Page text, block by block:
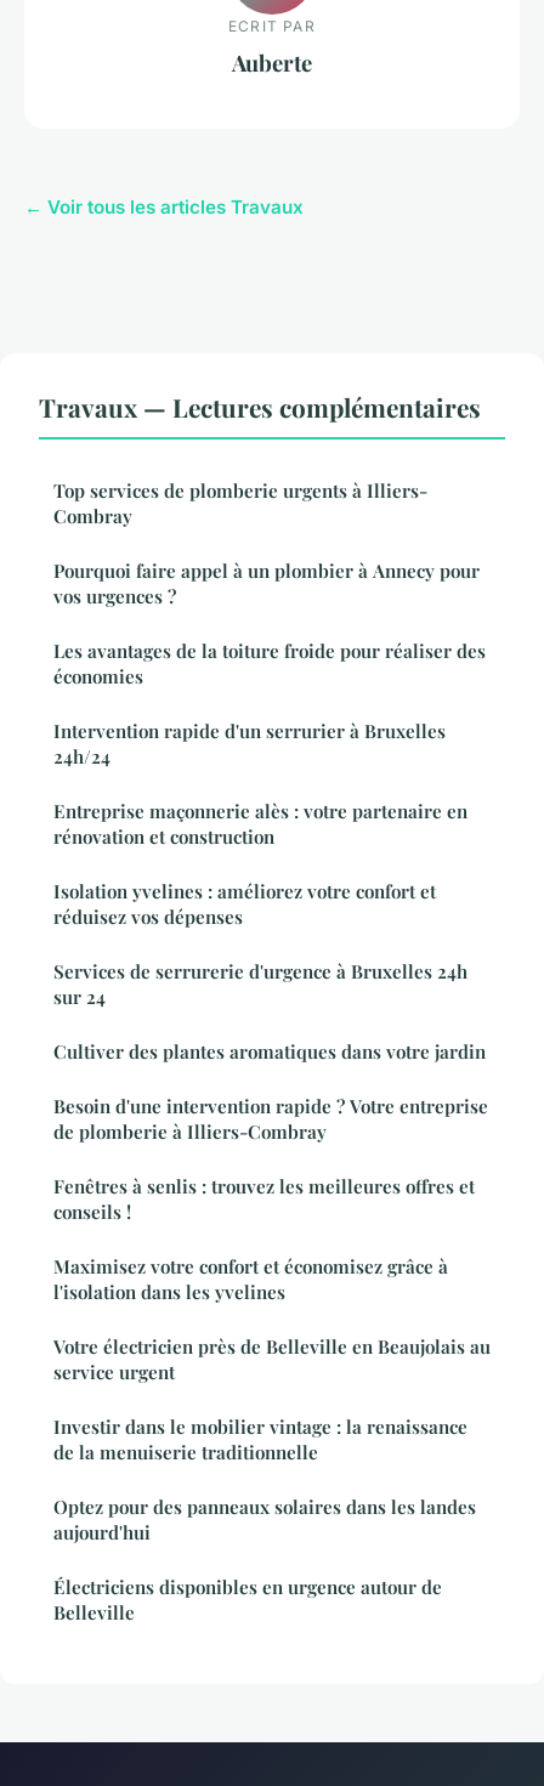
ECRIT PAR
Auberte
← Voir tous les articles Travaux
Travaux — Lectures complémentaires
Top services de plomberie urgents à Illiers-
Combray
Pourquoi faire appel à un plombier à Annecy pour
vos urgences ?
Les avantages de la toiture froide pour réaliser des
économies
Intervention rapide d'un serrurier à Bruxelles
24h/24
Entreprise maçonnerie alès : votre partenaire en
rénovation et construction
Isolation yvelines : améliorez votre confort et
réduisez vos dépenses
Services de serrurerie d'urgence à Bruxelles 24h
sur 24
Cultiver des plantes aromatiques dans votre jardin
Besoin d'une intervention rapide ? Votre entreprise
de plomberie à Illiers-Combray
Fenêtres à senlis : trouvez les meilleures offres et
conseils !
Maximisez votre confort et économisez grâce à
l'isolation dans les yvelines
Votre électricien près de Belleville en Beaujolais au
service urgent
Investir dans le mobilier vintage : la renaissance
de la menuiserie traditionnelle
Optez pour des panneaux solaires dans les landes
aujourd'hui
Électriciens disponibles en urgence autour de
Belleville